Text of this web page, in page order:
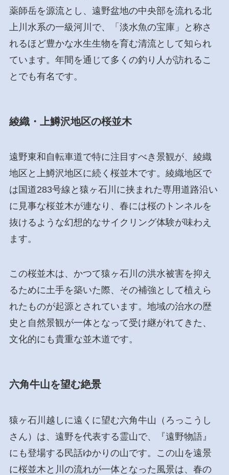
薬師岳を源流とし、遠野盆地の中央部を流れる北
上川水系の一級河川で、「淡水魚の宝庫」と称さ
れるほど豊かな水生生物を育む清流として知られ
ています。年間を通じて多くの釣り人が訪れるこ
とでも有名です。
綾織・上鱒沢地区の桜並木
遠野東和自転車道で特に注目すべき景観が、綾織
地区と上鱒沢地区に続く桜並木です。綾織地区で
は国道283号線と猿ヶ石川に挟まれた専用道路沿い
に見事な桜並木が連なり、春には桜のトンネルを
抜けるような幻想的なサイクリング体験が味わえ
ます。
この桜並木は、かつて猿ヶ石川の洪水被害を抑え
るために土手を築いた際、その補強として植えら
れたものが起源とされています。地域の治水の歴
史と自然景観が一体となって受け継がれてきた、
文化的にも貴重な並木道です。
六角牛山を望む絶景
猿ヶ石川越しに遠くに望む六角牛山（ろっこうし
さん）は、遠野を代表する霊山で、『遠野物語』
にも登場する民話ゆかりの山です。この山を遠景
に桜並木と川の流れが一体となった風景は、春の